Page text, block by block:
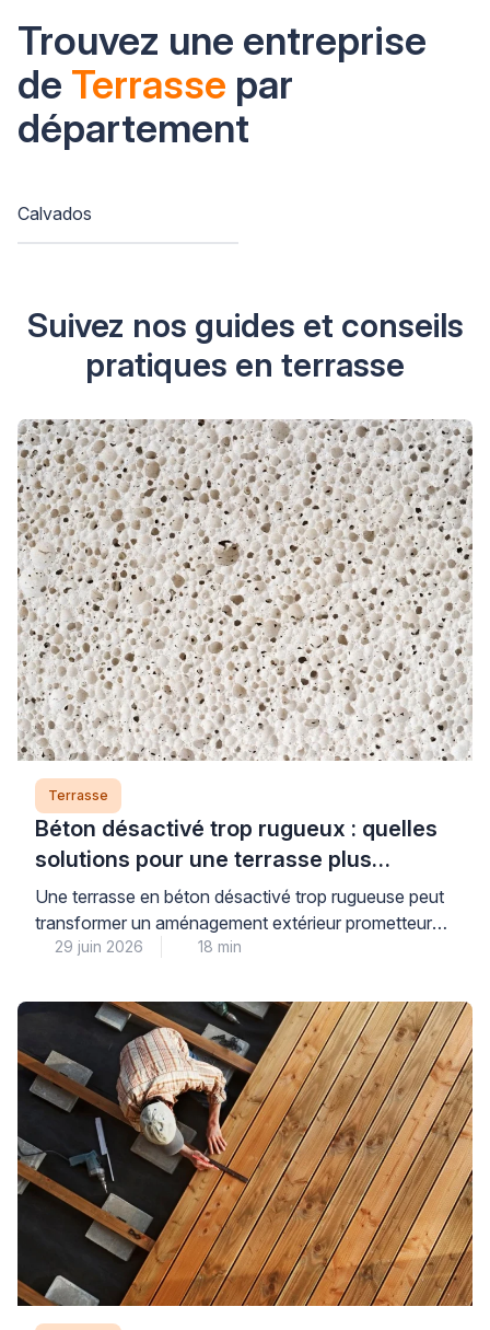
Trouvez une entreprise
de Terrasse par
département
Calvados
Suivez nos guides et conseils
pratiques en terrasse
Terrasse
Béton désactivé trop rugueux : quelles
solutions pour une terrasse plus
confortable ?
Une terrasse en béton désactivé trop rugueuse peut
transformer un aménagement extérieur prometteur
en véritable inconfort au quotidien, mais plusieurs
surface agréable sans nécessairement tout refaire.
Ce défaut résulte généralement d’une mise en œuvre
inadaptée – dosage du désactivant mal calibré,
lavage trop agressif ou choix de granulats inadéquats
[…]
29 juin 2026 18 min